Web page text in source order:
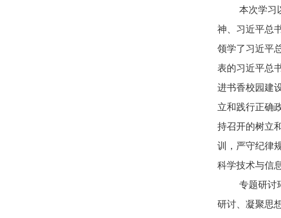
本次学习
神、习近平总
领学了习近平
表的习近平总
进书香校园建
立和践行正确
持召开的树立
训，严守纪律
科学技术与信
专题研讨
研讨、凝聚思